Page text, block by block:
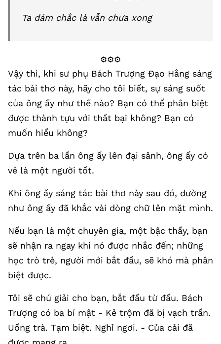
Ta dám chắc là vẫn chưa xong
⚙️⚙️⚙️
Vậy thì, khi sư phụ Bách Trượng Đạo Hằng sáng
tác bài thơ này, hãy cho tôi biết, sự sáng suốt
của ông ấy như thế nào? Bạn có thể phân biệt
được thành tựu với thất bại không? Bạn có
muốn hiểu không?
Dựa trên ba lần ông ấy lên đại sảnh, ông ấy có
vẻ là một người tốt.
Khi ông ấy sáng tác bài thơ này sau đó, dường
như ông ấy đã khắc vài dòng chữ lên mặt mình.
Nếu bạn là một chuyên gia, một bậc thầy, bạn
sẽ nhận ra ngay khi nó được nhắc đến; những
học trò trẻ, người mới bắt đầu, sẽ khó mà phân
biệt được.
Tôi sẽ chú giải cho bạn, bắt đầu từ đầu. Bách
Trượng có ba bí mật - Kẻ trộm đã bị vạch trần.
Uống trà. Tạm biệt. Nghỉ ngơi. - Của cải đã